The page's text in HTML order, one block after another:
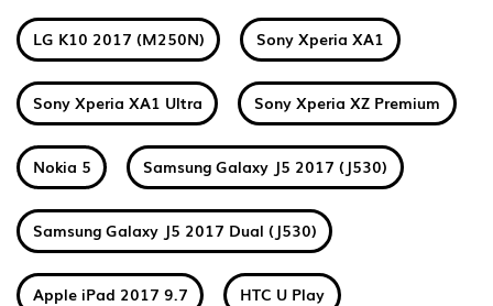
LG K10 2017 (M250N) Sony Xperia XA1
Sony Xperia XA1 Ultra Sony Xperia XZ Premium
Nokia 5 Samsung Galaxy J5 2017 (J530)
Samsung Galaxy J5 2017 Dual (J530)
Apple iPad 2017 9.7 HTC U Play